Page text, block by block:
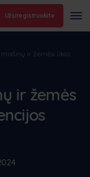
Užsiregistruokite
ir žemės ūkio
ir žemės